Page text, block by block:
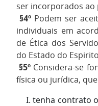
ser incorporados
§4º Podem ser
individuais em
de Ética dos
do Estado do
§5º Considera-se
física ou jurídica,
tenha contrato